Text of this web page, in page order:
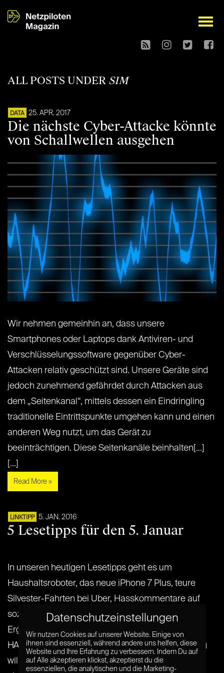
open
ALL POSTS UNDER SIM
DATA 25. APR. 2017
Die nächste Cyber-Attacke könnte
von Schallwellen ausgehen
Wir nehmen gemeinhin an, dass unsere
Smartphones oder Laptops dank Antiviren- und
Verschlüsselungssoftware gegenüber Cyber-
Attacken relativ geschützt sind. Unsere Geräte sind
jedoch zunehmend gefährdet durch Attacken aus
dem „Seitenkanal“, mittels dessen ein Eindringling
traditionelle Eintrittspunkte umgehen kann und einen
anderen Weg nutzt, um das Gerät zu
beeinträchtigen. Diese Seitenkanäle beinhalten[...]
[...]
Read More »
LINKTIPP 5. JAN. 2016
5 Lesetipps für den 5. Januar
In unseren heutigen Lesetipps geht es um
Haushaltsroboter, das neue iPhone 7 Plus, teure
Silvester-Fahrten bei Uber, Hasskommentare auf
sozialen Plattformen und um die neue eSIM.
Ergänzungen erwünscht.
HAUSHALTSROBOTER CNET.de: Mark Zuckerberg
will 2016 einen intelligenten Roboter entwickeln: In
Datenschutzeinstellungen
Wir nutzen Cookies auf unserer Website. Einige von
ihnen sind essenziell, während andere uns helfen, diese
Website und Ihre Erfahrung zu verbessern. Indem Du auf
auf Alle akzeptieren klickst, akzeptierst du die
essenziellen, die analytischen und die Marketing-